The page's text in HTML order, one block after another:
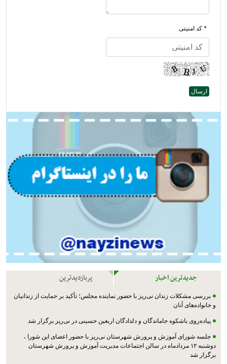
* کد امنیتی
جدیدترین اخبار پربازدیدترین
بررسی مشکلات زندان نی‌ریز با حضور نماینده مجلس؛ تأکید بر حمایت از زندانیان
و خانواده‌های آنان
پیاده‌روی باشکوه جاماندگان و دلدادگان اربعین حسینی در نی‌ریز برگزار شد
جلسه شورای آموزش و پرورش شهرستان نی‌ریز با حضور اعضای این شورا ،
دوشنبه ۱۲ مردادماه در سالن اجتماعات مدیریت آموزش و پرورش شهرستان
برگزار شد